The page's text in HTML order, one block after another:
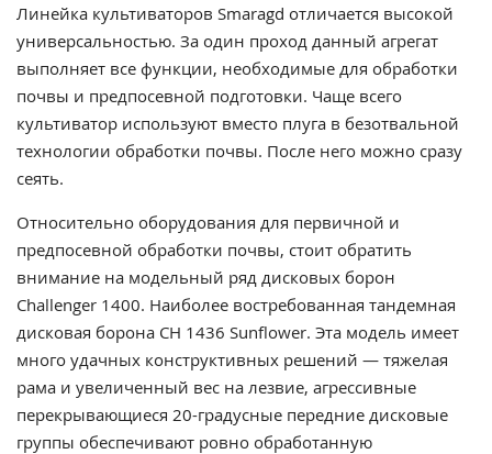
Линейка культиваторов Smaragd отличается высокой
универсальностью. За один проход данный агрегат
выполняет все функции, необходимые для обработки
почвы и предпосевной подготовки. Чаще всего
культиватор используют вместо плуга в безотвальной
технологии обработки почвы. После него можно сразу
сеять.
Относительно оборудования для первичной и
предпосевной обработки почвы, стоит обратить
внимание на модельный ряд дисковых борон
Challenger 1400. Наиболее востребованная тандемная
дисковая борона CH 1436 Sunflower. Эта модель имеет
много удачных конструктивных решений — тяжелая
рама и увеличенный вес на лезвие, агрессивные
перекрывающиеся 20-градусные передние дисковые
группы обеспечивают ровно обработанную